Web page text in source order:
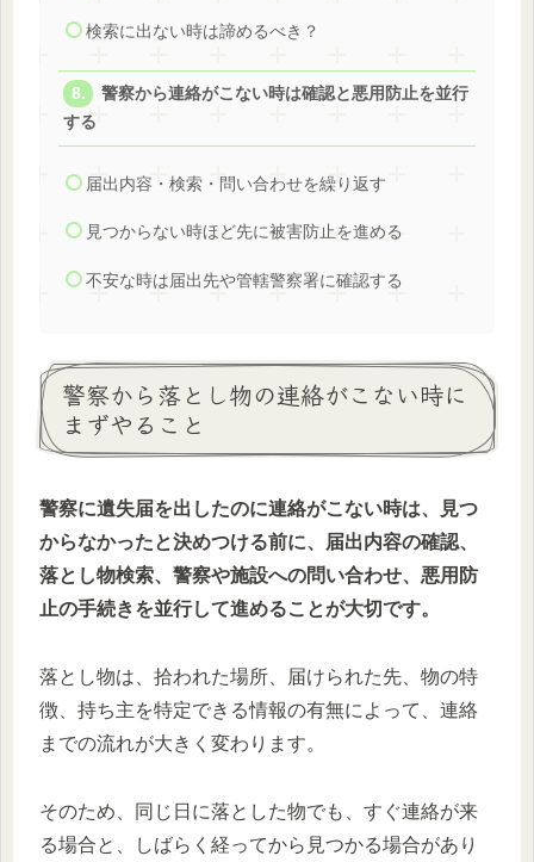
検索に出ない時は諦めるべき？
警察から連絡がこない時は確認と悪用防止を並行
する
届出内容・検索・問い合わせを繰り返す
見つからない時ほど先に被害防止を進める
不安な時は届出先や管轄警察署に確認する
警察から落とし物の連絡がこない時に
まずやること
警察に遺失届を出したのに連絡がこない時は、見つ
からなかったと決めつける前に、届出内容の確認、
落とし物検索、警察や施設への問い合わせ、悪用防
止の手続きを並行して進めることが大切です。
落とし物は、拾われた場所、届けられた先、物の特
徴、持ち主を特定できる情報の有無によって、連絡
までの流れが大きく変わります。
そのため、同じ日に落とした物でも、すぐ連絡が来
る場合と、しばらく経ってから見つかる場合があり